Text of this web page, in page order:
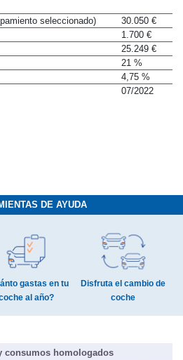
seleccionado)
30.050 €
1.700 €
25.249 €
21 %
4,75 %
07/2022
DE AYUDA
gastas en tu
al año?
Disfruta el cambio de
coche
consumos homologados